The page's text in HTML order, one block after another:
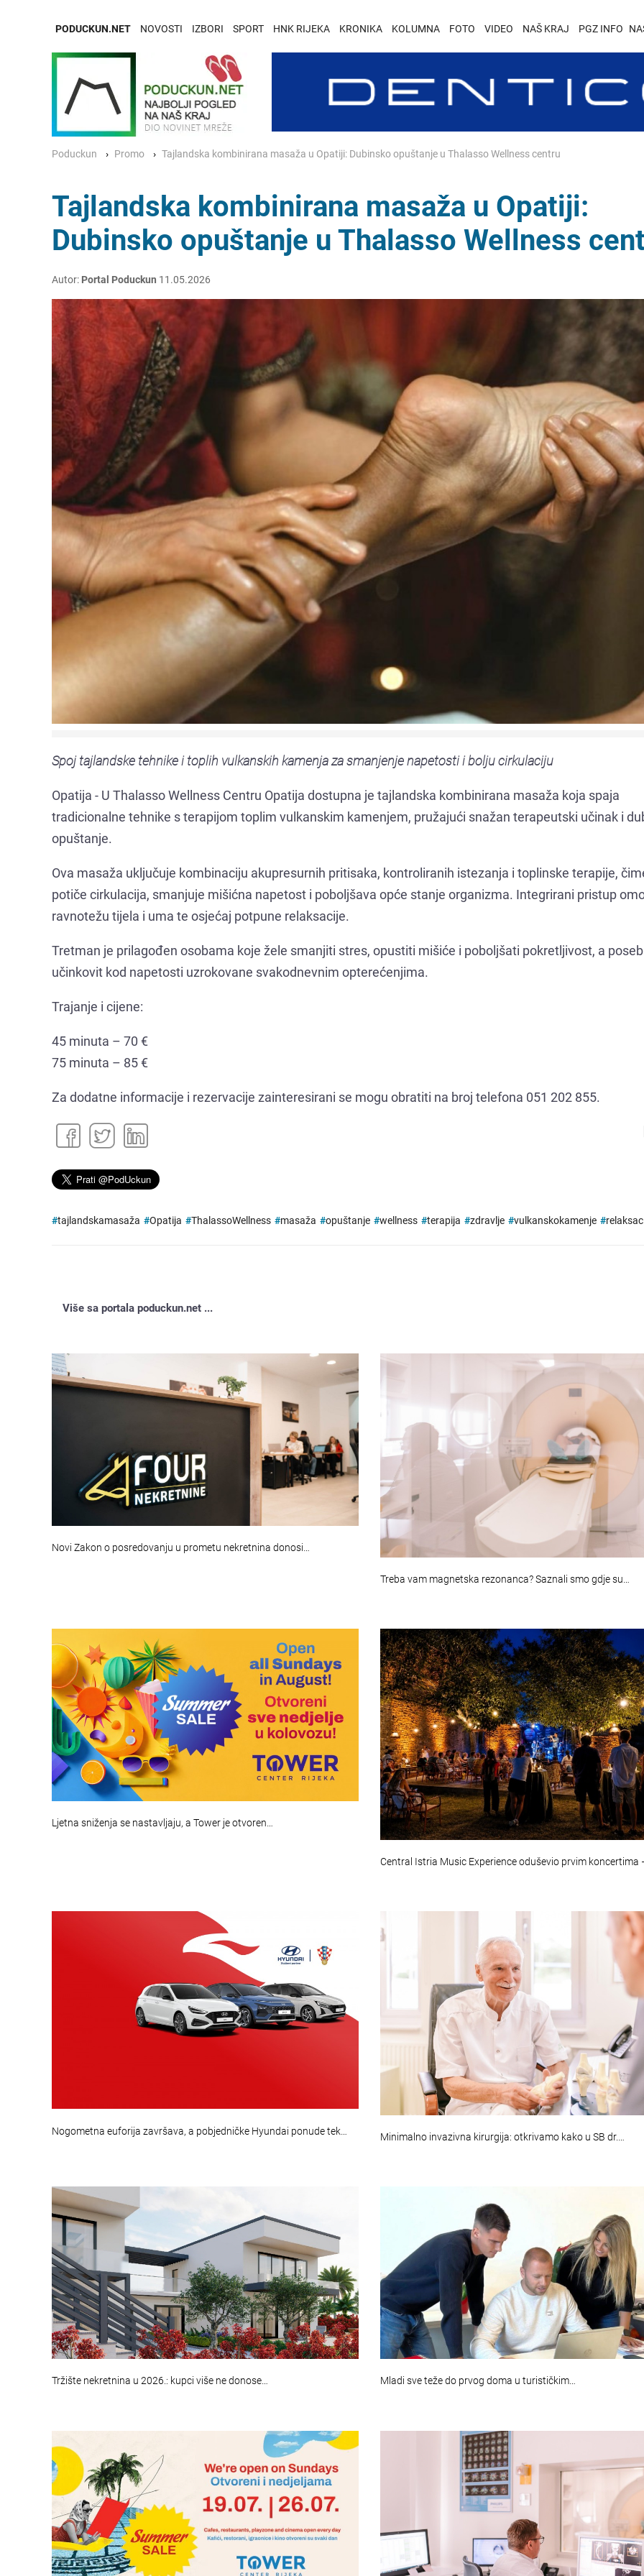
PODUCKUN.NET NOVOSTI IZBORI SPORT HNK RIJEKA KRONIKA KOLUMNA FOTO VIDEO NAŠ KRAJ PGZ INFO
Poduckun Promo Tajlandska kombinirana masaža u Opatiji: Dubinsko opuštanje u Thalasso Wellness centru
Tajlandska kombinirana masaža u Opatiji:
Dubinsko opuštanje u Thalasso Wellness
Autor: Portal Poduckun 11.05.2026
Spoj tajlandske tehnike i toplih vulkanskih kamenja za smanjenje napetosti i bolju cirkulaciju
Opatija - U Thalasso Wellness Centru Opatija dostupna je tajlandska kombinirana masaža koja spaja
tradicionalne tehnike s terapijom toplim vulkanskim kamenjem, pružajući snažan terapeutski učinak i
opuštanje.
Ova masaža uključuje kombinaciju akupresurnih pritisaka, kontroliranih istezanja i toplinske terapije,
potiče cirkulacija, smanjuje mišićna napetost i poboljšava opće stanje organizma. Integrirani pristup
ravnotežu tijela i uma te osjećaj potpune relaksacije.
Tretman je prilagođen osobama koje žele smanjiti stres, opustiti mišiće i poboljšati pokretljivost, a
učinkovit kod napetosti uzrokovane svakodnevnim opterećenjima.
Trajanje i cijene:
45 minuta – 70 €
75 minuta – 85 €
Za dodatne informacije i rezervacije zainteresirani se mogu obratiti na broj telefona 051 202 855.
#tajlandskamasaža #Opatija #ThalassoWellness #masaža #opuštanje #wellness #terapija #zdravlje #vulkanskokamenje #
Više sa portala poduckun.net ...
Novi Zakon o posredovanju u prometu nekretnina donosi…
Treba vam magnetska rezonanca? Saznali smo gdje su…
Ljetna sniženja se nastavljaju, a Tower je otvoren…
Central Istria Music Experience oduševio prvim koncertima
Nogometna euforija završava, a pobjedničke Hyundai ponude tek…
Minimalno invazivna kirurgija: otkrivamo kako u SB dr.…
Tržište nekretnina u 2026.: kupci više ne donose… Mladi sve teže do prvog doma u turističkim…